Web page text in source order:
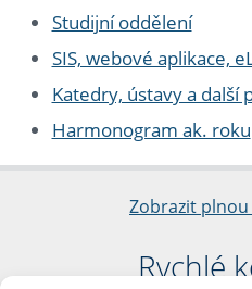
Studijní oddělení
SIS, webové aplikace,
Katedry, ústavy a další
Harmonogram ak. roku
Zobrazit
Rychlé